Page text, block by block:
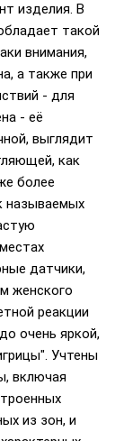
изделия. В
такой
внимания,
а также при
- для
- её
выглядит
как
более
называемых
датчики,
женского
реакции
очень яркой,
Учтены
включая
из зон, и